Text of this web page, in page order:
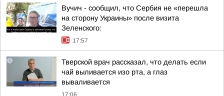
Вучич - сообщил, что Сербия не «перешла
на сторону Украины» после визита
Зеленского:
17:57
Тверской врач рассказал, что делать если
чай выливается изо рта, а глаз
вываливается
17:06